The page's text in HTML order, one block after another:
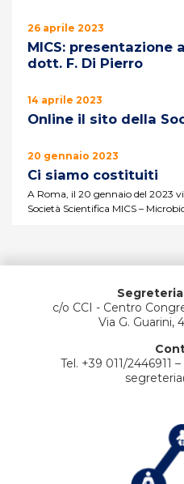
26 aprile 2023
MICS: presentazione
dott. F. Di Pierro
14 aprile 2023
Online il sito della
20 gennaio 2023
Ci siamo costituiti
A Roma, il 20 gennaio del 2023
Società Scientifica MICS –
c/o CCI - Centro
Via G. Guarini,
Tel. +39 011/2446911